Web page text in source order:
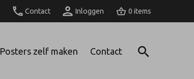
Contact Inloggen 0
Posters zelf maken Contact